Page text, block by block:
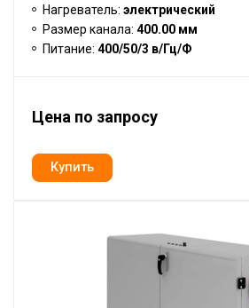
Нагреватель: электрический
Размер канала: 400.00 мм
Питание: 400/50/3 в/Гц/Ф
Цена по запросу